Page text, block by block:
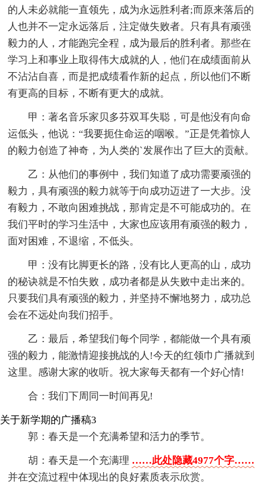
的人未必就能一直领先，成为永远胜利者;而原来落后的
人也并不一定永远落后，注定做失败者。只有具有顽强
毅力的人，才能跑完全程，成为最后的胜利者。那些在
学习上和事业上取得伟大成就的人，他们在成绩面前从
不沾沾自喜，而是把成绩看作新的起点，所以他们不断
有更高的目标，不断有更大的成就。
甲：著名音乐家贝多芬双耳失聪，可是他没有向命
运低头，他说：“我要扼住命运的咽喉。”正是凭着惊人
的毅力创造了神奇，为人类的`发展作出了巨大的贡献。
乙：从他们的事例中，我们知道了成功需要顽强的
毅力，具有顽强的毅力就等于向成功迈进了一大步。没
有毅力，不敢向困难挑战，那肯定是不可能成功的。在
我们平时的学习生活中，大家也应该用有顽强的毅力，
面对困难，不退缩，不低头。
甲：没有比脚更长的路，没有比人更高的山，成功
的秘诀就是不怕失败，成功者都是从失败中走出来的。
只要我们具有顽强的毅力，并坚持不懈地努力，成功总
会在不远处向我们招手。
乙：最后，希望我们每个同学，都能做一个具有顽
强的毅力，能激情迎接挑战的人!今天的红领巾广播就到
这里。感谢大家的收听。祝大家每天都有一个好心情!
合：我们下周同一时间再见!
关于新学期的广播稿3
郭：春天是一个充满希望和活力的季节。
胡：春天是一个充满理 ……此处隐藏4977个字……
并在交流过程中体现出的良好素质表示欣赏。